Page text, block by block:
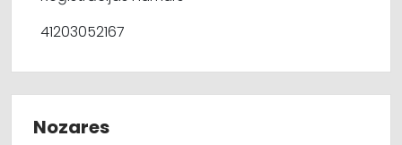
41203052167
Nozares